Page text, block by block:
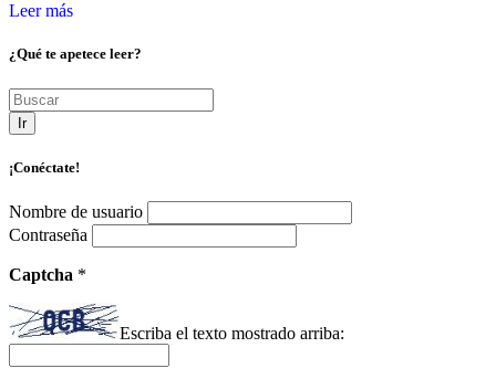
Leer más
¿Qué te apetece leer?
Ir
¡Conéctate!
Nombre de usuario
Contraseña
Captcha *
Escriba el texto mostrado arriba: